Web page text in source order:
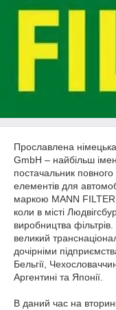
Прославлена
GmbH – найбільш
постачальник повного
елементів для
маркою MANN FILTER.
коли в місті
виробництва
великий
дочірніми
Бельгії,
Аргентині та Японії.
В даний час на